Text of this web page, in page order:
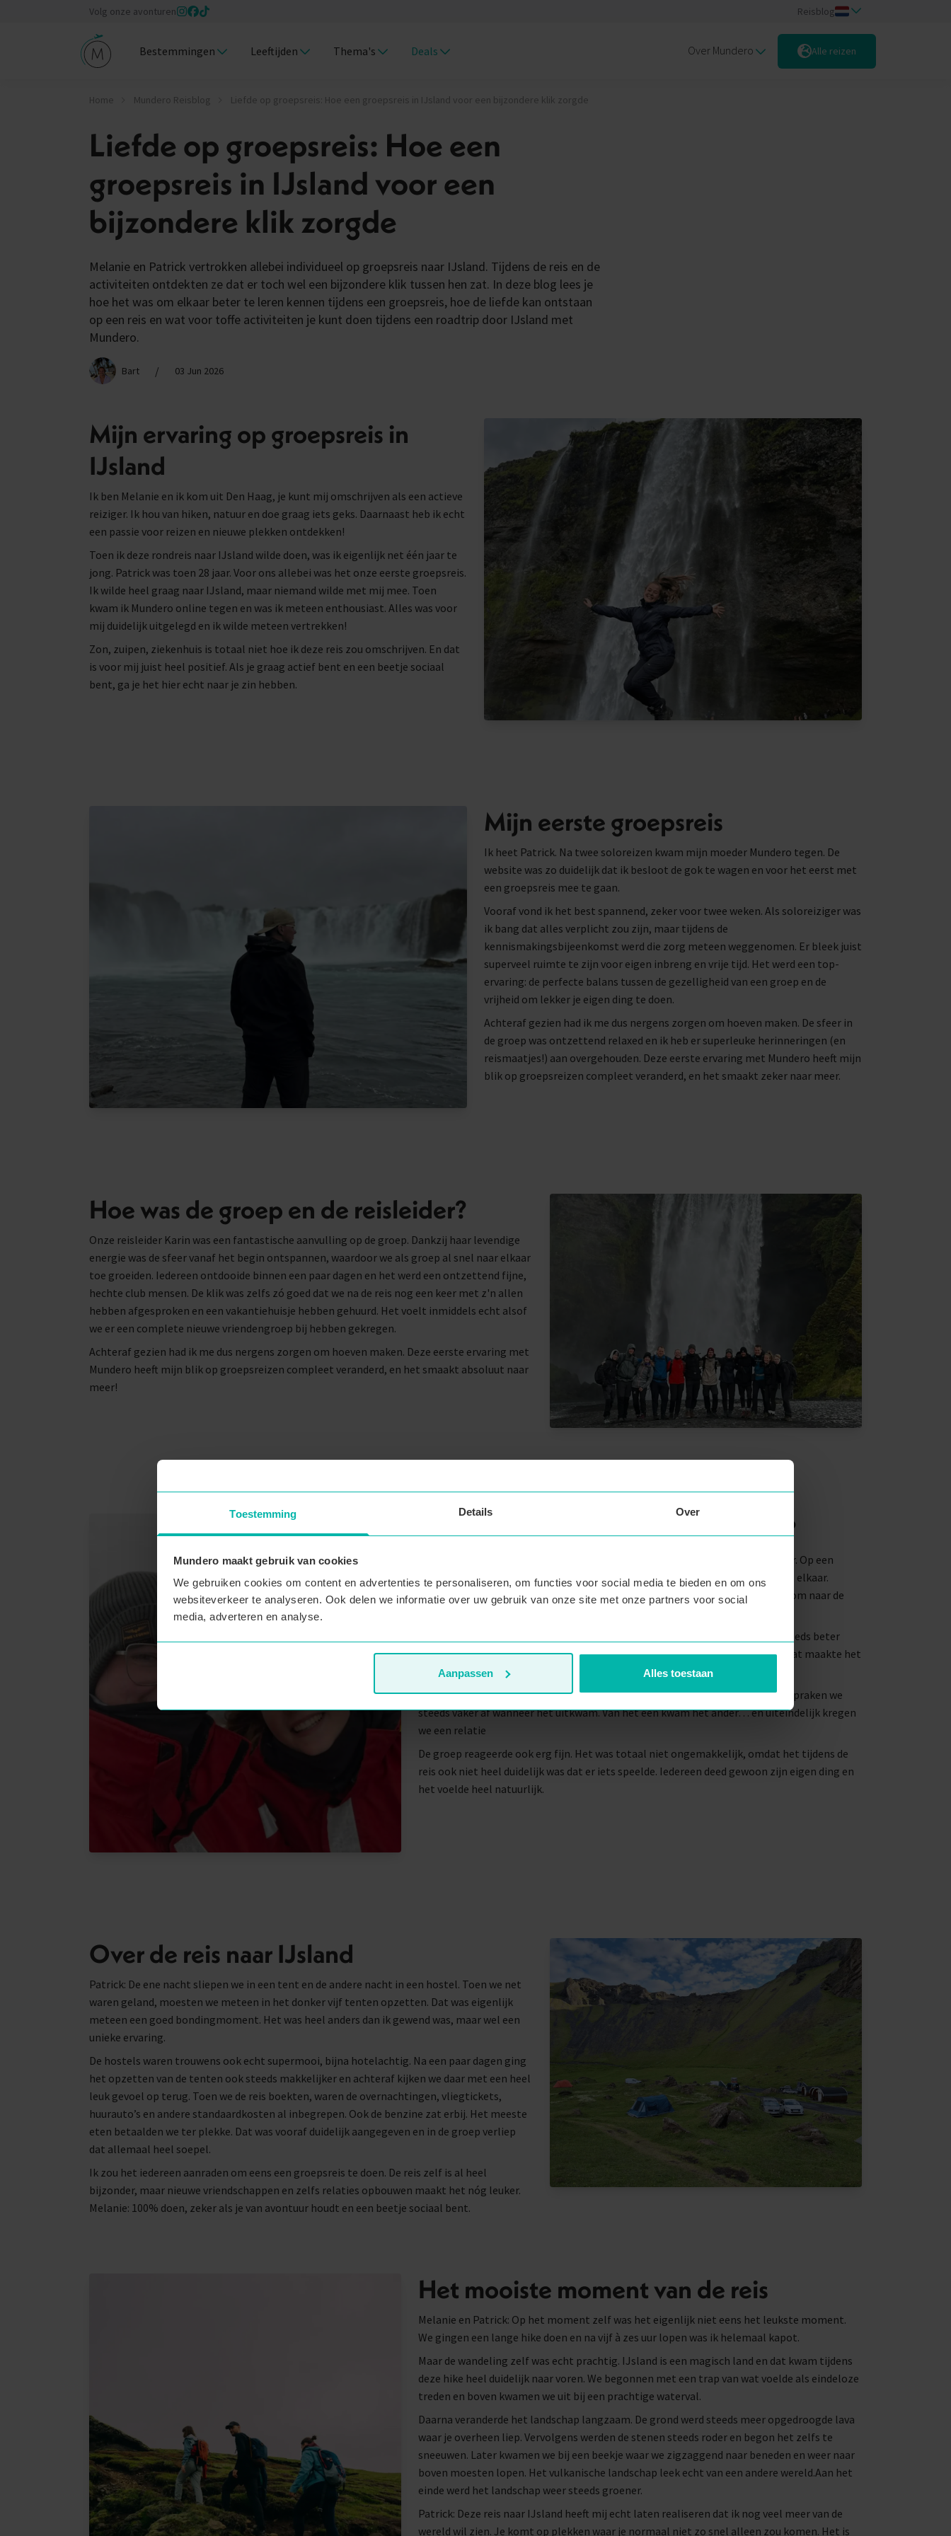
Toestemming Details Over
Mundero maakt gebruik van cookies
We gebruiken cookies om content en advertenties te personaliseren, om functies voor social media te bieden en om ons
websiteverkeer te analyseren. Ook delen we informatie over uw gebruik van onze site met onze partners voor social
media, adverteren en analyse.
Aanpassen Alles toestaan
Volg onze avonturen Reisblog
Bestemmingen Leeftijden Thema's Deals Over Mundero Alle reizen
Home Mundero Reisblog Liefde op groepsreis: Hoe een groepsreis in IJsland voor een bijzondere klik zorgde
Liefde op groepsreis: Hoe een
groepsreis in IJsland voor een
bijzondere klik zorgde
Melanie en Patrick vertrokken allebei individueel op groepsreis naar IJsland. Tijdens de reis en de
activiteiten ontdekten ze dat er toch wel een bijzondere klik tussen hen zat. In deze blog lees je
hoe het was om elkaar beter te leren kennen tijdens een groepsreis, hoe de liefde kan ontstaan
op een reis en wat voor toffe activiteiten je kunt doen tijdens een roadtrip door IJsland met
Mundero.
Bart / 03 Jun 2026
Mijn ervaring op groepsreis in
IJsland
Ik ben Melanie en ik kom uit Den Haag, je kunt mij omschrijven als een actieve
reiziger. Ik hou van hiken, natuur en doe graag iets geks. Daarnaast heb ik echt
een passie voor reizen en nieuwe plekken ontdekken!
Toen ik deze rondreis naar IJsland wilde doen, was ik eigenlijk net één jaar te
jong. Patrick was toen 28 jaar. Voor ons allebei was het onze eerste groepsreis.
Ik wilde heel graag naar IJsland, maar niemand wilde met mij mee. Toen
kwam ik Mundero online tegen en was ik meteen enthousiast. Alles was voor
mij duidelijk uitgelegd en ik wilde meteen vertrekken!
Zon, zuipen, ziekenhuis is totaal niet hoe ik deze reis zou omschrijven. En dat
is voor mij juist heel positief. Als je graag actief bent en een beetje sociaal
bent, ga je het hier echt naar je zin hebben.
Mijn eerste groepsreis
Ik heet Patrick. Na twee soloreizen kwam mijn moeder Mundero tegen. De
website was zo duidelijk dat ik besloot de gok te wagen en voor het eerst met
een groepsreis mee te gaan.
Vooraf vond ik het best spannend, zeker voor twee weken. Als soloreiziger was
ik bang dat alles verplicht zou zijn, maar tijdens de
kennismakingsbijeenkomst werd die zorg meteen weggenomen. Er bleek juist
superveel ruimte te zijn voor eigen inbreng en vrije tijd. Het werd een top-
ervaring: de perfecte balans tussen de gezelligheid van een groep en de
vrijheid om lekker je eigen ding te doen.
Achteraf gezien had ik me dus nergens zorgen om hoeven maken. De sfeer in
de groep was ontzettend relaxed en ik heb er superleuke herinneringen (en
reismaatjes!) aan overgehouden. Deze eerste ervaring met Mundero heeft mijn
blik op groepsreizen compleet veranderd, en het smaakt zeker naar meer.
Hoe was de groep en de reisleider?
Onze reisleider Karin was een fantastische aanvulling op de groep. Dankzij haar levendige
energie was de sfeer vanaf het begin ontspannen, waardoor we als groep al snel naar elkaar
toe groeiden. Iedereen ontdooide binnen een paar dagen en het werd een ontzettend fijne,
hechte club mensen. De klik was zelfs zó goed dat we na de reis nog een keer met z'n allen
hebben afgesproken en een vakantiehuisje hebben gehuurd. Het voelt inmiddels echt alsof
we er een complete nieuwe vriendengroep bij hebben gekregen.
Achteraf gezien had ik me dus nergens zorgen om hoeven maken. Deze eerste ervaring met
Mundero heeft mijn blik op groepsreizen compleet veranderd, en het smaakt absoluut naar
meer!
Wanneer vonden jullie elkaar leuk?
Melanie: In het begin was het gewoon gezellig en zat er nog niets meer achter. Op een
gegeven moment gingen we walvissen spotten en stonden we toevallig naast elkaar.
Tijdens die drie uur op de boot bleven we eigenlijk de hele tijd bij elkaar staan om naar de
Later gingen we ook samen naar een restaurant en merkten we dat we het steeds beter
met elkaar konden vinden. Patrick komt uit Friesland en ik uit Den Haag, dus dat maakte het
ook wel wat lastiger.
Ongeveer twee à drie weken na de reis hebben we elkaar weer gezien. Daarna spraken we
steeds vaker af wanneer het uitkwam. Van het een kwam het ander… en uiteindelijk kregen
we een relatie
De groep reageerde ook erg fijn. Het was totaal niet ongemakkelijk, omdat het tijdens de
reis ook niet heel duidelijk was dat er iets speelde. Iedereen deed gewoon zijn eigen ding en
het voelde heel natuurlijk.
Over de reis naar IJsland
Patrick: De ene nacht sliepen we in een tent en de andere nacht in een hostel. Toen we net
waren geland, moesten we meteen in het donker vijf tenten opzetten. Dat was eigenlijk
meteen een goed bondingmoment. Het was heel anders dan ik gewend was, maar wel een
unieke ervaring.
De hostels waren trouwens ook echt supermooi, bijna hotelachtig. Na een paar dagen ging
het opzetten van de tenten ook steeds makkelijker en achteraf kijken we daar met een heel
leuk gevoel op terug. Toen we de reis boekten, waren de overnachtingen, vliegtickets,
huurauto’s en andere standaardkosten al inbegrepen. Ook de benzine zat erbij. Het meeste
eten betaalden we ter plekke. Dat was vooraf duidelijk aangegeven en in de groep verliep
dat allemaal heel soepel.
Ik zou het iedereen aanraden om eens een groepsreis te doen. De reis zelf is al heel
bijzonder, maar nieuwe vriendschappen en zelfs relaties opbouwen maakt het nóg leuker.
Melanie: 100% doen, zeker als je van avontuur houdt en een beetje sociaal bent.
Het mooiste moment van de reis
Melanie en Patrick: Op het moment zelf was het eigenlijk niet eens het leukste moment.
We gingen een lange hike doen en na vijf à zes uur lopen was ik helemaal kapot.
Maar de wandeling zelf was echt prachtig. IJsland is een magisch land en dat kwam tijdens
deze hike heel duidelijk naar voren. We begonnen met een trap van wat voelde als eindeloze
treden en boven kwamen we uit bij een prachtige waterval.
Daarna veranderde het landschap langzaam. De grond werd steeds meer opgedroogde lava
waar je overheen liep. Vervolgens werden de stenen steeds roder en begon het zelfs te
sneeuwen. Later kwamen we bij een beekje waar we zigzaggend naar beneden en weer naar
boven moesten lopen. Het vulkanische landschap leek echt van een andere wereld.Aan het
einde werd het landschap weer steeds groener.
Patrick: Deze reis naar IJsland heeft mij echt laten realiseren dat ik nog veel meer van de
wereld wil zien. Je komt op plekken waar je normaal niet zo snel alleen zou komen. Het is